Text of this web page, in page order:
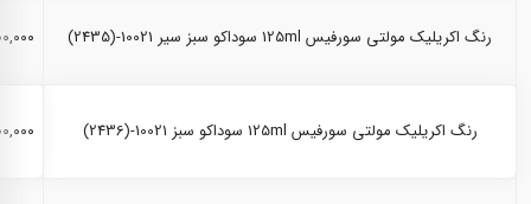
رنگ اکریلیک مولتی سورفیس 125ml سوداکو سبز سیر 10021-(2435)
رنگ اکریلیک مولتی سورفیس 125ml سوداکو سبز 10021-(2436)